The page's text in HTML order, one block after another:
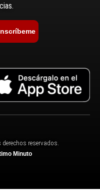
reservados.
Minuto